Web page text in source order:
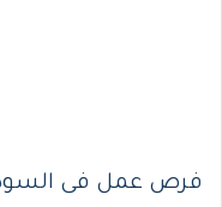
فرص عمل فى